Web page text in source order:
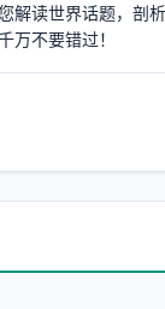
解读世界话题，剖
万不要错过！